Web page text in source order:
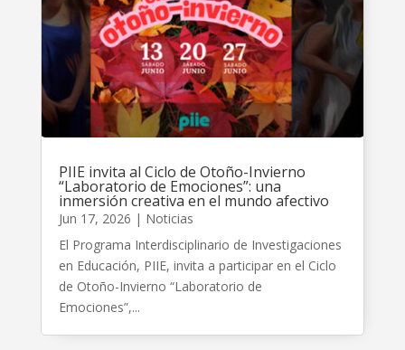
PIIE invita al Ciclo de Otoño-Invierno
“Laboratorio de Emociones”: una
inmersión creativa en el mundo afectivo
Jun 17, 2026 | Noticias
El Programa Interdisciplinario de Investigaciones
en Educación, PIIE, invita a participar en el Ciclo
de Otoño-Invierno “Laboratorio de
Emociones”,...